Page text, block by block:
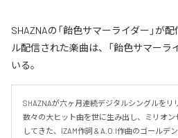
SHAZNAの「飴色サマーライダー」が
ル配信された楽曲は、「飴色サマーラ
いる。
SHAZNAが六ヶ月連続デジタルシングルをリ
数々の大ヒット曲を世に生み出し、ミリオ
してきた、IZAM作詞 & A.O.I作曲のゴールデ